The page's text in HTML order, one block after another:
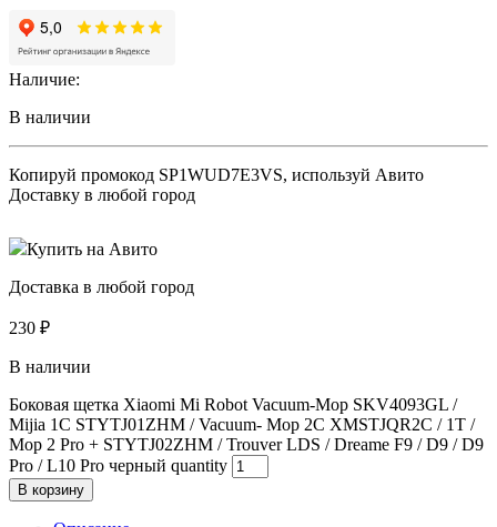
Наличие:
В наличии
Копируй промокод SP1WUD7E3VS, используй Авито
Доставку в любой город
Купить на Авито
Доставка в любой город
230 ₽
В наличии
Боковая щетка Xiaomi Mi Robot Vacuum-Mop SKV4093GL /
Mijia 1C STYTJ01ZHM / Vacuum- Mop 2C XMSTJQR2C / 1T /
Mop 2 Pro + STYTJ02ZHM / Trouver LDS / Dreame F9 / D9 / D9
Pro / L10 Pro черный quantity
В корзину